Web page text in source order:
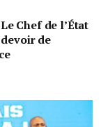
Chef de l’État
de